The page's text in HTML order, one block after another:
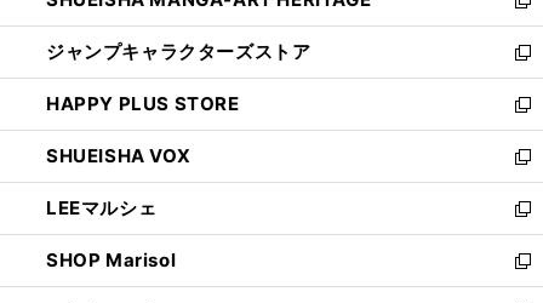
開
く
ウ
ィ
ン
ド
ウ
で
開
く
新
し
い
ウ
ィ
ン
ド
ウ
で
開
く
ジャンプキャラクターズストア
新
し
い
ウ
ィ
ン
ド
ウ
で
開
HAPPY PLUS STORE
新
し
い
ウ
ィ
ン
ド
ウ
SHUEISHA VOX
新
し
い
ウ
ィ
ン
LEEマルシェ
新
し
い
ウ
SHOP Marisol
新
し